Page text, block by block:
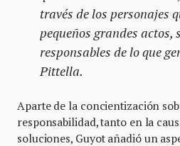
través de los personajes
pequeños grandes actos,
responsables de lo que
Pittella.
Aparte de la concientización
responsabilidad, tanto en la
soluciones, Guyot añadió un